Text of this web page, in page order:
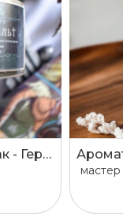
Соевая свеча Ведьмак - Геральт 100 мл
мастер